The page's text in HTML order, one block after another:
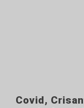
Covid,